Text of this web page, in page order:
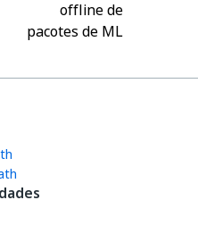
offline de
pacotes de ML